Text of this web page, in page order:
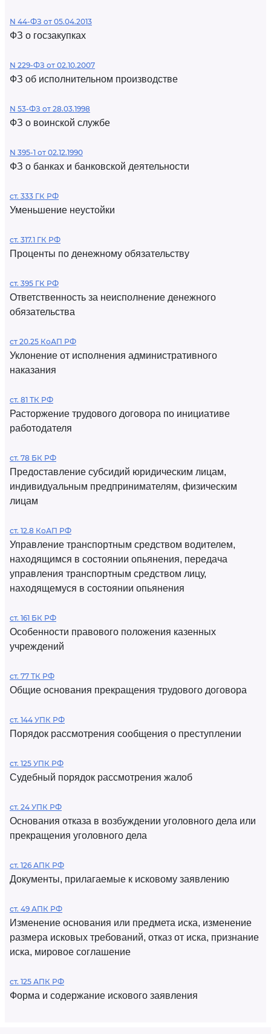
N 44-ФЗ от 05.04.2013
ФЗ о госзакупках
N 229-ФЗ от 02.10.2007
ФЗ об исполнительном производстве
N 53-ФЗ от 28.03.1998
ФЗ о воинской службе
N 395-1 от 02.12.1990
ФЗ о банках и банковской деятельности
ст. 333 ГК РФ
Уменьшение неустойки
ст. 317.1 ГК РФ
Проценты по денежному обязательству
ст. 395 ГК РФ
Ответственность за неисполнение денежного
обязательства
ст 20.25 КоАП РФ
Уклонение от исполнения административного
наказания
ст. 81 ТК РФ
Расторжение трудового договора по инициативе
работодателя
ст. 78 БК РФ
Предоставление субсидий юридическим лицам,
индивидуальным предпринимателям, физическим
лицам
ст. 12.8 КоАП РФ
Управление транспортным средством водителем,
находящимся в состоянии опьянения, передача
управления транспортным средством лицу,
находящемуся в состоянии опьянения
ст. 161 БК РФ
Особенности правового положения казенных
учреждений
ст. 77 ТК РФ
Общие основания прекращения трудового договора
ст. 144 УПК РФ
Порядок рассмотрения сообщения о преступлении
ст. 125 УПК РФ
Судебный порядок рассмотрения жалоб
ст. 24 УПК РФ
Основания отказа в возбуждении уголовного дела или
прекращения уголовного дела
ст. 126 АПК РФ
Документы, прилагаемые к исковому заявлению
ст. 49 АПК РФ
Изменение основания или предмета иска, изменение
размера исковых требований, отказ от иска, признание
иска, мировое соглашение
ст. 125 АПК РФ
Форма и содержание искового заявления